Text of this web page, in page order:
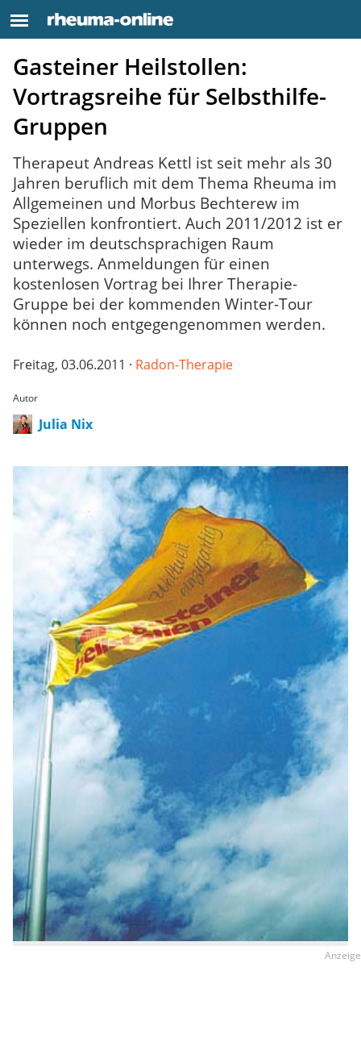
Gasteiner Heilstollen:
Vortragsreihe für Selbsthilfe-
Gruppen
Therapeut Andreas Kettl ist seit mehr als 30
Jahren beruflich mit dem Thema Rheuma im
Allgemeinen und Morbus Bechterew im
Speziellen konfrontiert. Auch 2011/2012 ist er
wieder im deutschsprachigen Raum
unterwegs. Anmeldungen für einen
kostenlosen Vortrag bei Ihrer Therapie-
Gruppe bei der kommenden Winter-Tour
können noch entgegengenommen werden.
Freitag, 03.06.2011 · Radon-Therapie
Autor
Julia Nix